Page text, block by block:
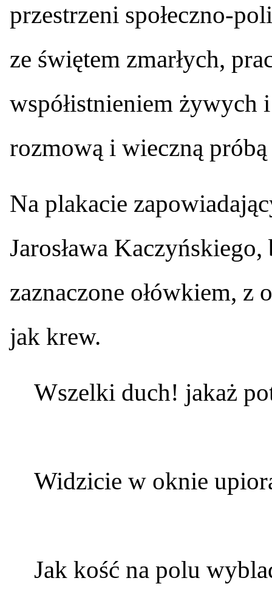
przestrzeni społeczno-
ze świętem zmarłych,
współistnieniem żywych
rozmową i wieczną
Na plakacie
Jarosława
zaznaczone ołówkiem, z
jak krew.
Wszelki duch! jakaż
Widzicie w oknie
Jak kość na polu